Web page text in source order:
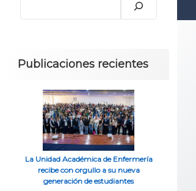
Publicaciones recientes
La Unidad Académica de Enfermería
recibe con orgullo a su nueva
generación de estudiantes